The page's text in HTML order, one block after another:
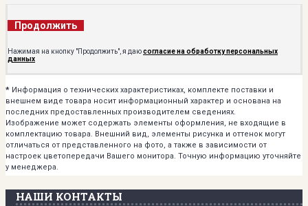
Продолжить
Нажимая на кнопку "Продолжить", я даюсогласие на обработку персональных
данных
* Информация о технических характеристиках, комплекте поставки и
внешнем виде товара носит информационный характер и основана на
последних предоставленных производителем сведениях.
Изображение может содержать элементы оформления, не входящие в
комплектацию товара. Внешний вид, элементы рисунка и оттенок могут
отличаться от представленного на фото, а также в зависимости от
настроек цветопередачи Вашего монитора. Точную информацию уточняйте
у менеджера.
НАШИ КОНТАКТЫ